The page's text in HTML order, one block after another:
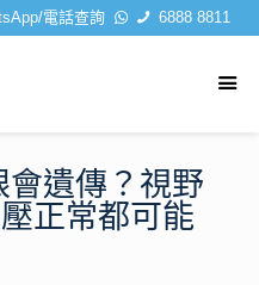
電話查詢 6888 8811
遺傳？視野
正常都可能